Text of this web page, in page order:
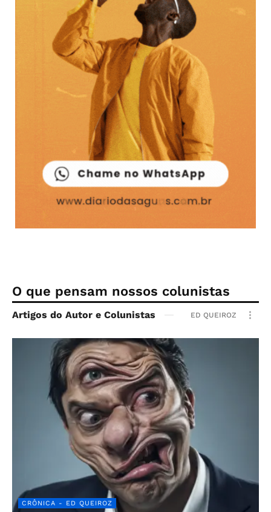
O que pensam nossos colunistas
Artigos do Autor e Colunistas ED QUEIROZ
CRÔNICA - ED QUEIROZ